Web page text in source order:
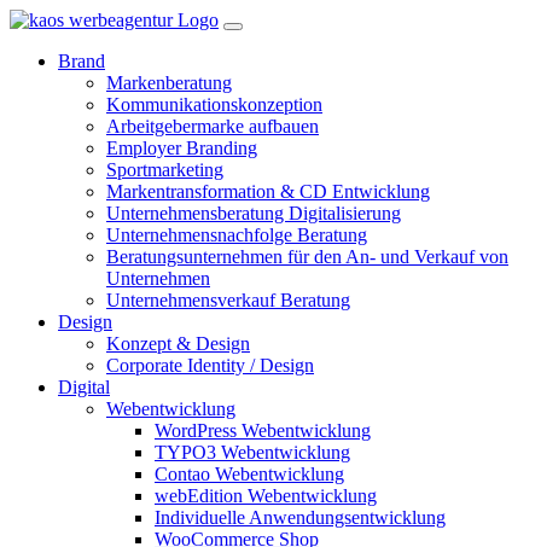
Brand
Markenberatung
Kommunikationskonzeption
Arbeitgebermarke aufbauen
Employer Branding
Sportmarketing
Markentransformation & CD Entwicklung
Unternehmensberatung Digitalisierung
Unternehmensnachfolge Beratung
Beratungsunternehmen für den An- und Verkauf von
Unternehmen
Unternehmensverkauf Beratung
Design
Konzept & Design
Corporate Identity / Design
Digital
Webentwicklung
WordPress Webentwicklung
TYPO3 Webentwicklung
Contao Webentwicklung
webEdition Webentwicklung
Individuelle Anwendungsentwicklung
WooCommerce Shop